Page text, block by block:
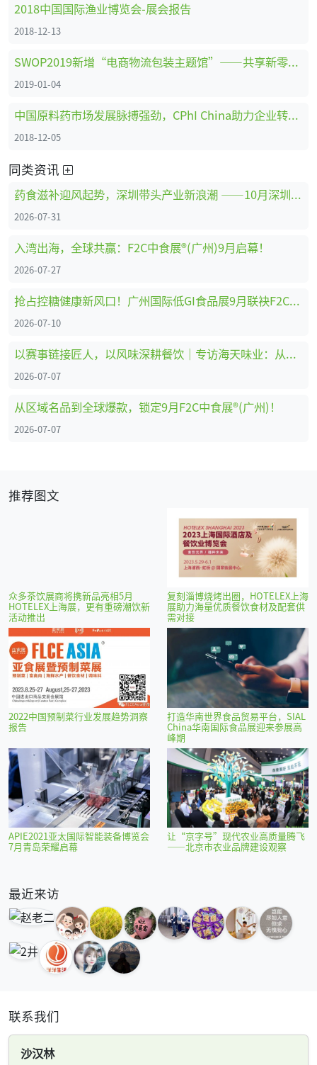
2018中国国际渔业博览会-展会报告
2018-12-13
SWOP2019新增“电商物流包装主题馆”——共享新零售时代商机
2019-01-04
中国原料药市场发展脉搏强劲，CPhI China助力企业转型创新、全面升级 ！
2018-12-05
同类资讯
药食滋补迎风起势，深圳带头产业新浪潮 ——10月深圳HNC健康营养展药食滋补展区亮点抢先看
2026-07-31
入湾出海，全球共赢：F2C中食展®(广州)9月启幕！
2026-07-27
抢占控糖健康新风口！广州国际低GI食品展9月联袂F2C中食展®(广州)重磅启幕
2026-07-10
以赛事链接匠人，以风味深耕餐饮｜专访海天味业：从调味供应商到中餐行业共建者
2026-07-07
从区域名品到全球爆款，锁定9月F2C中食展®(广州)！
2026-07-07
推荐图文
众多茶饮展商将携新品亮相5月
HOTELEX上海展，更有重磅潮饮新
活动推出
复刻淄博烧烤出圈，HOTELEX上海
展助力海量优质餐饮食材及配套供
需对接
2022中国预制菜行业发展趋势洞察
报告
打造华南世界食品贸易平台，SIAL
China华南国际食品展迎来参展高
峰期
APIE2021亚太国际智能装备博览会
7月青岛荣耀启幕
让“京字号”现代农业高质量腾飞
——北京市农业品牌建设观察
最近来访
联系我们
沙汉林